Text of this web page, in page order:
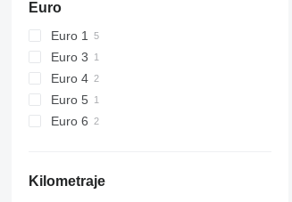
Euro
Euro 1
Euro 3
Euro 4
Euro 5
Euro 6
Kilometraje